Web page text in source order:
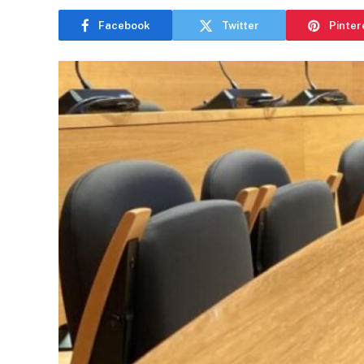
Facebook Twitter